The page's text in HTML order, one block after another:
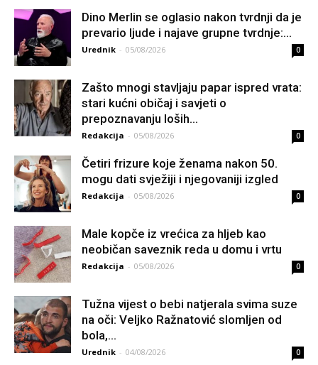
Dino Merlin se oglasio nakon tvrdnji da je
prevario ljude i najave grupne tvrdnje:...
Urednik - 05/08/2026 0
Zašto mnogi stavljaju papar ispred vrata:
stari kućni običaj i savjeti o
prepoznavanju loših...
Redakcija - 05/08/2026 0
Četiri frizure koje ženama nakon 50.
mogu dati svježiji i njegovaniji izgled
Redakcija - 05/08/2026 0
Male kopče iz vrećica za hljeb kao
neobičan saveznik reda u domu i vrtu
Redakcija - 05/08/2026 0
Tužna vijest o bebi natjerala svima suze
na oči: Veljko Ražnatović slomljen od
boIa,...
Urednik - 04/08/2026 0